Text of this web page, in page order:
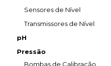
Sensores de Nível
Transmissores de Nível
pH
Pressão
Bombas de Calibração